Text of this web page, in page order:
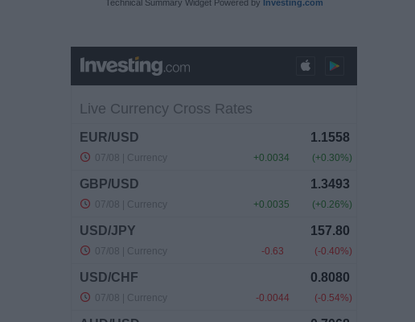
Technical Summary Widget Powered by Investing.com